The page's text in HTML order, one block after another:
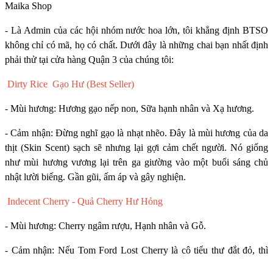
Maika Shop
- Là Admin của các hội nhóm nước hoa lớn, tôi khẳng định BTSO
không chỉ có mã, họ có chất. Dưới đây là những chai bạn nhất định
phải thử tại cửa hàng Quận 3 của chúng tôi:
Dirty Rice Gạo Hư (Best Seller)
- Mùi hương: Hương gạo nếp non, Sữa hạnh nhân và Xạ hương.
- Cảm nhận: Đừng nghĩ gạo là nhạt nhẽo. Đây là mùi hương của da
thịt (Skin Scent) sạch sẽ nhưng lại gợi cảm chết người. Nó giống
như mùi hương vương lại trên ga giường vào một buổi sáng chủ
nhật lười biếng. Gần gũi, ấm áp và gây nghiện.
Indecent Cherry - Quả Cherry Hư Hỏng
- Mùi hương: Cherry ngâm rượu, Hạnh nhân và Gỗ.
- Cảm nhận: Nếu Tom Ford Lost Cherry là cô tiểu thư đắt đỏ, thì